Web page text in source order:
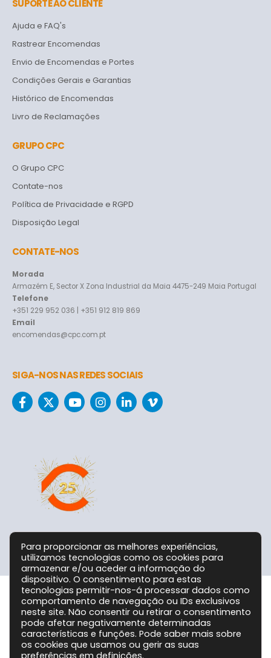
SUPORTE AO CLIENTE
Ajuda e FAQ's
Rastrear Encomendas
Envio de Encomendas e Portes
Condições Gerais e Garantias
Histórico de Encomendas
Livro de Reclamações
GRUPO CPC
O Grupo CPC
Contate-nos
Política de Privacidade e RGPD
Disposição Legal
CONTATE-NOS
Morada
Armazém E, Sector X Zona Industrial da Maia 4475-249 Maia Portugal
Telefone
+351 229 952 036 | +351 912 819 869
Email
encomendas@cpc.com.pt
SIGA-NOS NAS REDES SOCIAIS
Grupo CPC @ 2026. Todos os Direitos Reservados!
Para proporcionar as melhores experiências,
utilizamos tecnologias como os cookies para
armazenar e/ou aceder a informação do
dispositivo. O consentimento para estas
tecnologias permitir-nos-á processar dados como
comportamento de navegação ou IDs exclusivos
neste site. Não consentir ou retirar o consentimento
pode afetar negativamente determinadas
características e funções. Pode saber mais sobre
os cookies que usamos ou gerir as suas
preferências em definições.